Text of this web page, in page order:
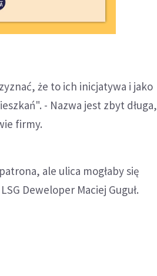
że to ich inicjatywa i jako
- Nazwa jest zbyt długa,
firmy.
ale ulica mogłaby się
Deweloper Maciej Guguł.